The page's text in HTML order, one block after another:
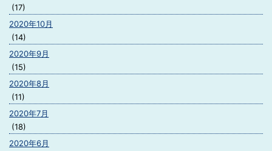
(17)
2020年10月
(14)
2020年9月
(15)
2020年8月
(11)
2020年7月
(18)
2020年6月